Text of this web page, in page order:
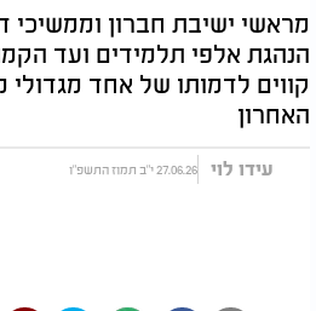
מראשי ישיבת חברון
הנהגת אלפי תלמידים ועד
קווים לדמותו של אחד מגדולי
האחרון
עידו לוי 27.06.26 י"ב תמוז התשפ"ו